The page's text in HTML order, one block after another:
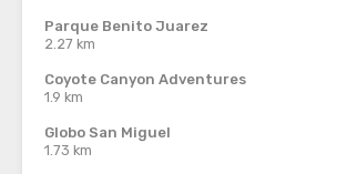
Parque Benito Juarez
2.27 km
Coyote Canyon Adventures
1.9 km
Globo San Miguel
1.73 km